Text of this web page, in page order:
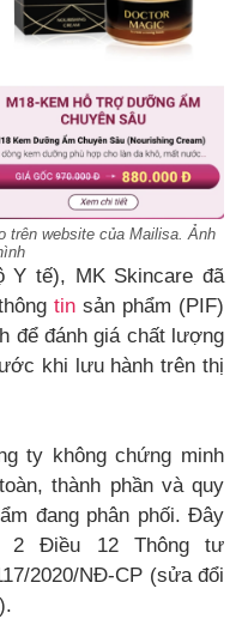
trên website của Mailisa. Ảnh
Y tế), MK Skincare đã
tinsản phẩm (PIF)
để đánh giá chất lượng
khi lưu hành trên thị
ty không chứng minh
thành phần và quy
đang phân phối. Đây
2 Điều 12 Thông tư
2020/NĐ-CP (sửa đổi